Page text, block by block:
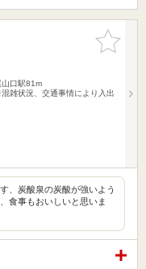
お気に入
りに追加
山口駅81m
雑状況、交通事情により入出
、炭酸泉の炭酸が強いよう
食事もおいしいと思いま